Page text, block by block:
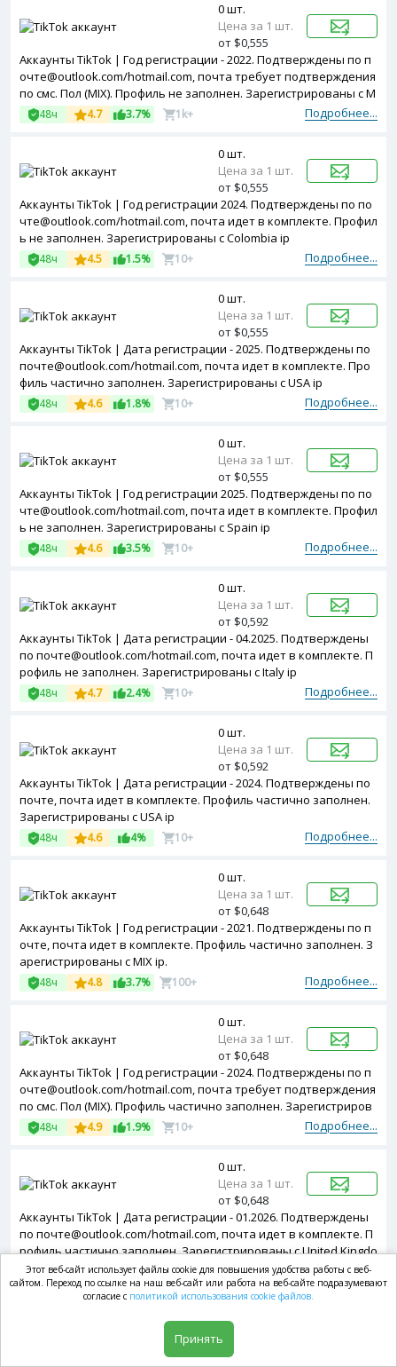
Аккаунты TikTok | Год регистрации - 2022. Подтверждены по п
очте@outlook.com/hotmail.com, почта требует подтверждения
по смс. Пол (MIX). Профиль не заполнен. Зарегистрированы с M
IX ip
Подробнее...
48ч 4.7 3.7% 1k+
0 шт.
Цена за 1 шт.
от $0,555
Аккаунты TikTok | Год регистрации 2024. Подтверждены по по
чте@outlook.com/hotmail.com, почта идет в комплекте. Профил
ь не заполнен. Зарегистрированы с Colombia ip
Подробнее...
48ч 4.5 1.5% 10+
0 шт.
Цена за 1 шт.
от $0,555
Аккаунты TikTok | Дата регистрации - 2025. Подтверждены по
почте@outlook.com/hotmail.com, почта идет в комплекте. Про
филь частично заполнен. Зарегистрированы с USA ip
Подробнее...
48ч 4.6 1.8% 10+
0 шт.
Цена за 1 шт.
от $0,555
Аккаунты TikTok | Год регистрации 2025. Подтверждены по по
чте@outlook.com/hotmail.com, почта идет в комплекте. Профил
ь не заполнен. Зарегистрированы с Spain ip
Подробнее...
48ч 4.6 3.5% 10+
0 шт.
Цена за 1 шт.
от $0,555
Аккаунты TikTok | Дата регистрации - 04.2025. Подтверждены
по почте@outlook.com/hotmail.com, почта идет в комплекте. П
рофиль не заполнен. Зарегистрированы с Italy ip
Подробнее...
48ч 4.7 2.4% 10+
0 шт.
Цена за 1 шт.
от $0,592
Аккаунты TikTok | Дата регистрации - 2024. Подтверждены по
почте, почта идет в комплекте. Профиль частично заполнен.
Зарегистрированы с USA ip
Подробнее...
48ч 4.6 4% 10+
0 шт.
Цена за 1 шт.
от $0,592
Аккаунты TikTok | Год регистрации - 2021. Подтверждены по п
очте, почта идет в комплекте. Профиль частично заполнен. З
арегистрированы с MIX ip.
Подробнее...
48ч 4.8 3.7% 100+
0 шт.
Цена за 1 шт.
от $0,648
Аккаунты TikTok | Год регистрации - 2024. Подтверждены по п
очте@outlook.com/hotmail.com, почта требует подтверждения
по смс. Пол (MIX). Профиль частично заполнен. Зарегистриров
аны с Canada ip
Подробнее...
48ч 4.9 1.9% 10+
0 шт.
Цена за 1 шт.
от $0,648
Аккаунты TikTok | Дата регистрации - 01.2026. Подтверждены
по почте@outlook.com/hotmail.com, почта идет в комплекте. П
рофиль частично заполнен. Зарегистрированы с United Kingdo
m ip
Подробнее...
48ч 4.7 2% 10+
0 шт.
Цена за 1 шт.
от $0,648
Аккаунты TikTok | Дата регистрации - 01.2026. Подтверждены
Цена за 1 шт.
от $0,648
Этот веб-сайт использует файлы cookie для повышения удобства работы с веб-
сайтом. Переход по ссылке на наш веб-сайт или работа на веб-сайте подразумевают
согласие с политикой использования cookie файлов.
Принять